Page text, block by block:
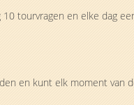
tourvragen en elke dag
en kunt elk moment van